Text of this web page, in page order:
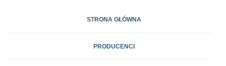
STRONA GŁÓWNA
PRODUCENCI